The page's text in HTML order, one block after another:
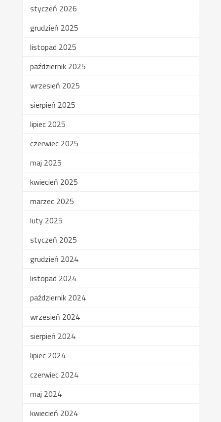
styczeń 2026
grudzień 2025
listopad 2025
październik 2025
wrzesień 2025
sierpień 2025
lipiec 2025
czerwiec 2025
maj 2025
kwiecień 2025
marzec 2025
luty 2025
styczeń 2025
grudzień 2024
listopad 2024
październik 2024
wrzesień 2024
sierpień 2024
lipiec 2024
czerwiec 2024
maj 2024
kwiecień 2024